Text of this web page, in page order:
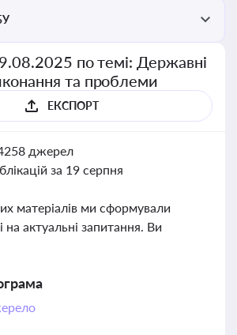
по темі: Державні
та проблеми
ЕКСПОРТ
джерел
за 19 серпня
матеріалів ми сформували
на актуальні запитання. Ви